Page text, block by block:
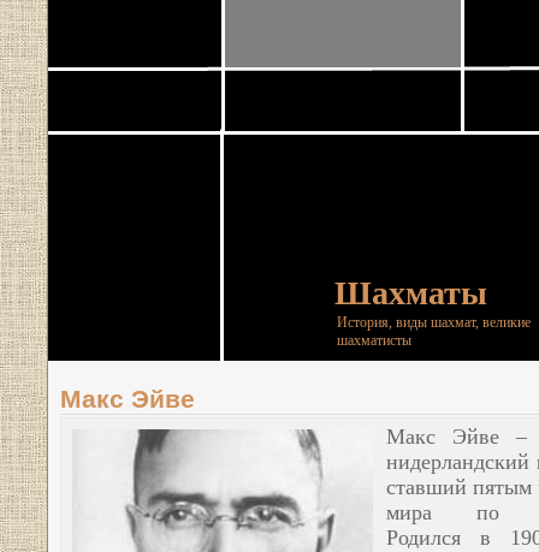
Шахматы
История, виды шахмат, великие
шахматисты
Макс Эйве
Макс Эйве –
нидерландский
ставший пятым
мира по
Родился в